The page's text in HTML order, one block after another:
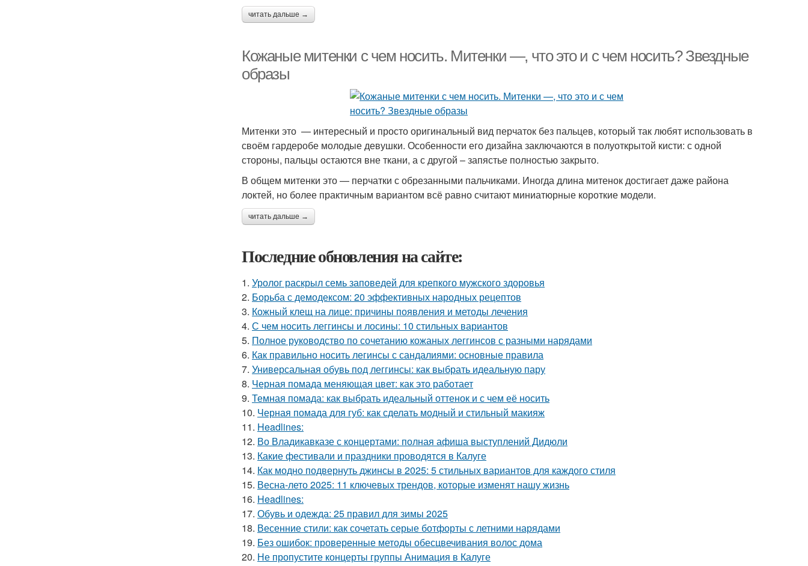
читать дальше →
Кожаные митенки с чем носить. Митенки —, что это и с чем носить? Звездные
образы
Митенки это — интересный и просто оригинальный вид перчаток без пальцев, который так любят использовать в
своём гардеробе молодые девушки. Особенности его дизайна заключаются в полуоткрытой кисти: с одной
стороны, пальцы остаются вне ткани, а с другой – запястье полностью закрыто.
В общем митенки это — перчатки с обрезанными пальчиками. Иногда длина митенок достигает даже района
локтей, но более практичным вариантом всё равно считают миниатюрные короткие модели.
читать дальше →
Последние обновления на сайте:
1. Уролог раскрыл семь заповедей для крепкого мужского здоровья
2. Борьба с демодексом: 20 эффективных народных рецептов
3. Кожный клещ на лице: причины появления и методы лечения
4. С чем носить леггинсы и лосины: 10 стильных вариантов
5. Полное руководство по сочетанию кожаных леггинсов с разными нарядами
6. Как правильно носить легинсы с сандалиями: основные правила
7. Универсальная обувь под леггинсы: как выбрать идеальную пару
8. Черная помада меняющая цвет: как это работает
9. Темная помада: как выбрать идеальный оттенок и с чем её носить
10. Черная помада для губ: как сделать модный и стильный макияж
11. Headlines:
12. Во Владикавказе с концертами: полная афиша выступлений Дидюли
13. Какие фестивали и праздники проводятся в Калуге
14. Как модно подвернуть джинсы в 2025: 5 стильных вариантов для каждого стиля
15. Весна-лето 2025: 11 ключевых трендов, которые изменят нашу жизнь
16. Headlines:
17. Обувь и одежда: 25 правил для зимы 2025
18. Весенние стили: как сочетать серые ботфорты с летними нарядами
19. Без ошибок: проверенные методы обесцвечивания волос дома
20. Не пропустите концерты группы Анимация в Калуге